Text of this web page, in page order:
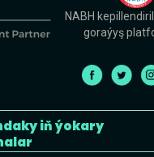
NABH
goraýyş
iň ýokary